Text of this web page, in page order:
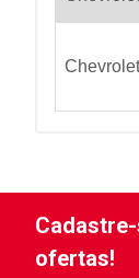
Chevrolet
ofertas!